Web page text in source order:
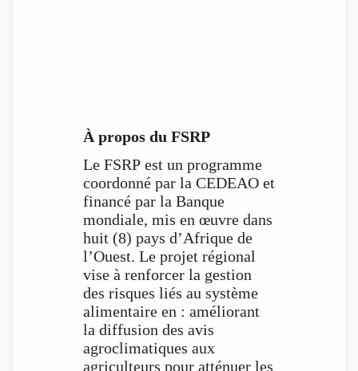
À propos du FSRP
Le FSRP est un programme
coordonné par la CEDEAO et
financé par la Banque
mondiale, mis en œuvre dans
huit (8) pays d’Afrique de
l’Ouest. Le projet régional
vise à renforcer la gestion
des risques liés au système
alimentaire en : améliorant
la diffusion des avis
agroclimatiques aux
agriculteurs pour atténuer les